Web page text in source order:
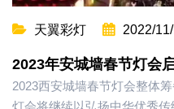
天翼彩灯 2022/
2023年安城墙春节灯会
2023西安城墙春节灯会整体
灯会将继续以弘扬中华优秀